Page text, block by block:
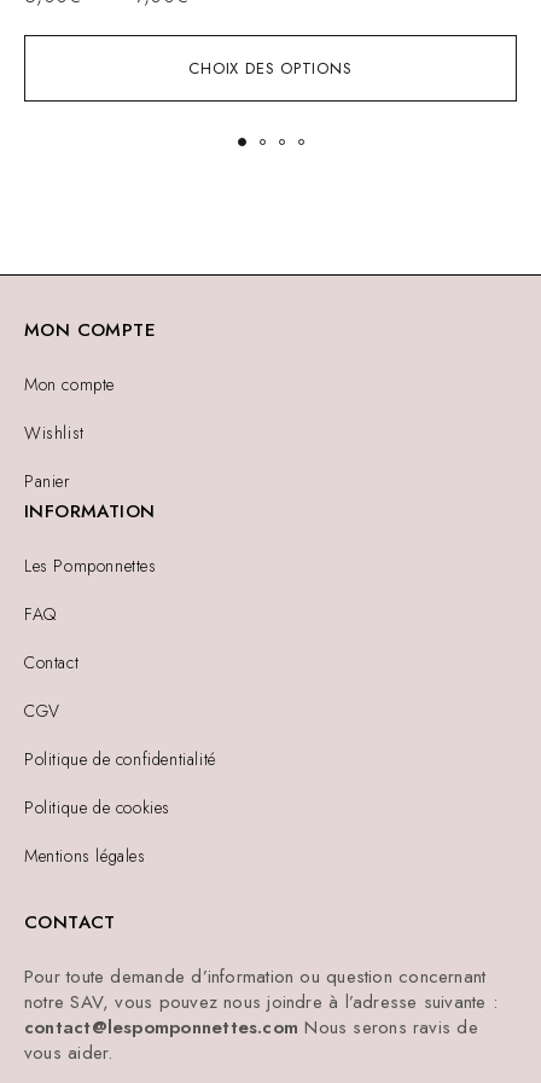
CHOIX DES OPTIONS
MON COMPTE
Mon compte
Wishlist
Panier
INFORMATION
Les Pomponnettes
FAQ
Contact
CGV
Politique de confidentialité
Politique de cookies
Mentions légales
CONTACT
Pour toute demande d’information ou question concernant
notre SAV, vous pouvez nous joindre à l’adresse suivante :
contact@lespomponnettes.comNous serons ravis de
vous aider.